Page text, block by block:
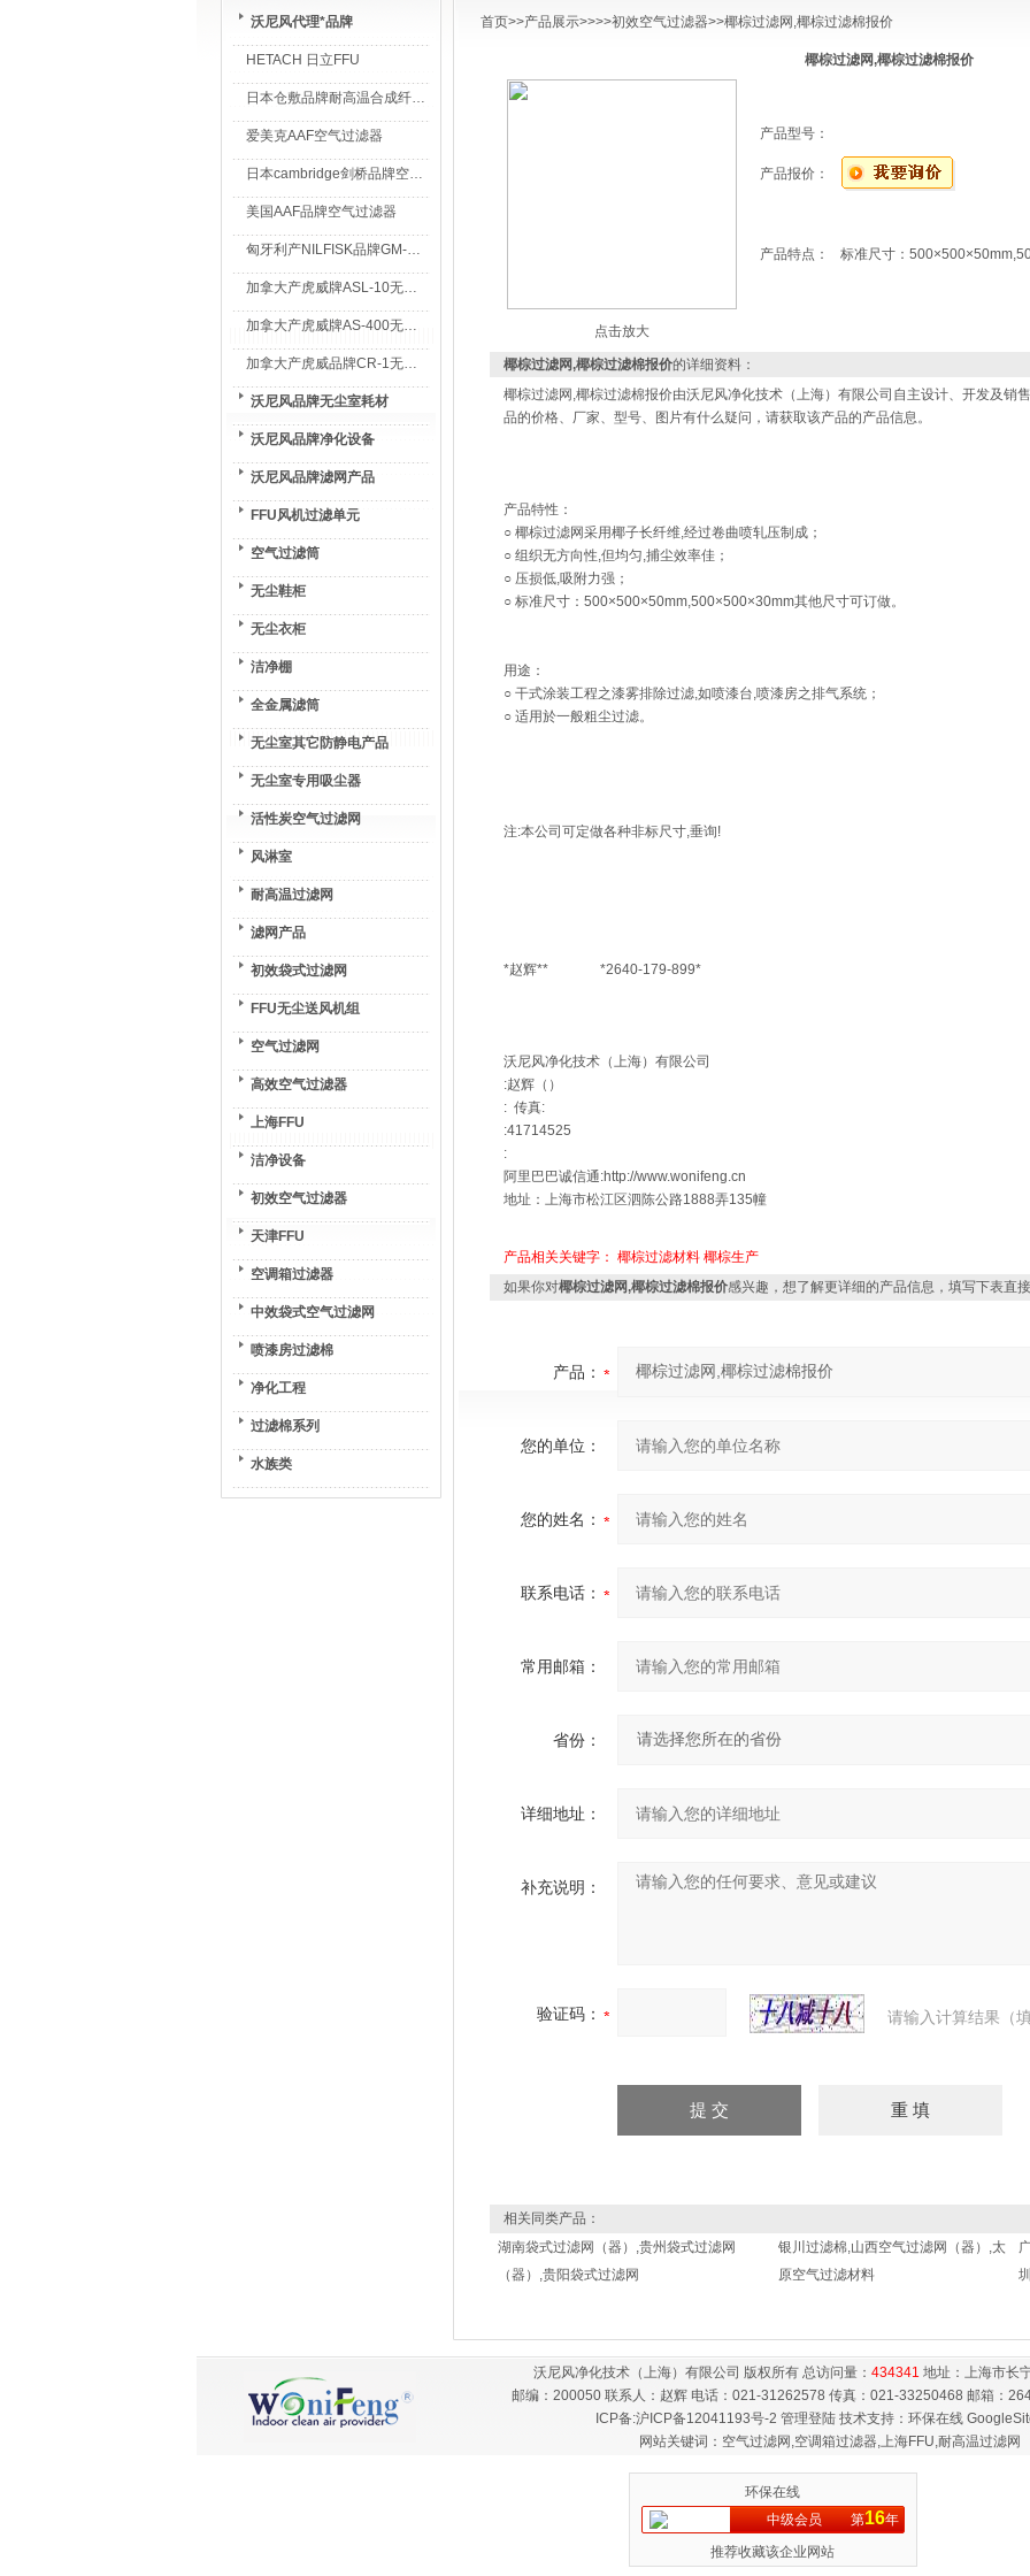
沃尼风代理*品牌
HETACH 日立FFU
日本仓敷品牌耐高温合成纤维过滤棉
爱美克AAF空气过滤器
日本cambridge剑桥品牌空气过滤器
美国AAF品牌空气过滤器
匈牙利产NILFISK品牌GM-80无尘室专用吸尘器
加拿大产虎威牌ASL-10无尘室专用吸尘器
加拿大产虎威牌AS-400无尘室专用吸尘器
加拿大产虎威品牌CR-1无尘室专用吸尘器
沃尼风品牌无尘室耗材
沃尼风品牌净化设备
沃尼风品牌滤网产品
FFU风机过滤单元
空气过滤筒
无尘鞋柜
无尘衣柜
洁净棚
全金属滤筒
无尘室其它防静电产品
无尘室专用吸尘器
活性炭空气过滤网
风淋室
耐高温过滤网
滤网产品
初效袋式过滤网
FFU无尘送风机组
空气过滤网
高效空气过滤器
上海FFU
洁净设备
初效空气过滤器
天津FFU
空调箱过滤器
中效袋式空气过滤网
喷漆房过滤棉
净化工程
过滤棉系列
水族类
首页>>产品展示>>>>初效空气过滤器>>椰棕过滤网,椰棕过滤棉报价
椰棕过滤网,椰棕过滤棉报价
点击放大
产品型号：
产品报价：
产品特点： 标准尺寸：
椰棕过滤网,椰棕过滤棉报价的详细资料：
椰棕过滤网,椰棕过滤棉报价由沃尼风净化技术（上海）有限公司自主设计、开发及销
品的价格、厂家、型号、图片有什么疑问，请获取该产品的产品信息。
产品特性：
○ 椰棕过滤网采用椰子长纤维,经过卷曲喷轧压制成；
○ 组织无方向性,但均匀,捕尘效率佳；
○ 压损低,吸附力强；
○ 标准尺寸：500×500×50mm,500×500×30mm其他尺寸可订做。
用途：
○ 干式涂装工程之漆雾排除过滤,如喷漆台,喷漆房之排气系统；
○ 适用於一般粗尘过滤。
注:本公司可定做各种非标尺寸,垂询!
*赵辉** *2640-179-899*
沃尼风净化技术（上海）有限公司
:赵辉（）
: 传真:
:41714525
:
阿里巴巴诚信通:http://www.wonifeng.cn
地址：上海市松江区泗陈公路1888弄135幢
产品相关关键字： 椰棕过滤材料 椰棕生产
如果你对椰棕过滤网,椰棕过滤棉报价感兴趣，想了解更详细的产品信息，填写下表直
产品：
您的单位：
您的姓名：
联系电话：
常用邮箱：
省份：
详细地址：
补充说明：
验证码： 请输入计算结果（
相关同类产品：
湖南袋式过滤网（器）,贵州袋式过滤网
（器）,贵阳袋式过滤网
银川过滤棉,山西空气过滤网（器）,太
原空气过滤材料
沃尼风净化技术（上海）有限公司 版权所有 总访问量： 434341 地址：上海市长
邮编：200050 联系人：赵辉 电话：021-31262578 传真：021-33250468 邮箱：
ICP备:沪ICP备12041193号-2 管理登陆 技术支持： 环保在线
网站关键词：空气过滤网,空调箱过滤器,上海FFU,耐高温过滤网
环保在线
中级会员
第16年
推荐收藏该企业网站